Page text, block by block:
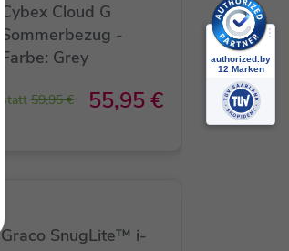
Cybex Cloud G
Sommerbezug -
Farbe: Grey
statt 59,95 € 55,95 €
Graco SnugLite™ i-